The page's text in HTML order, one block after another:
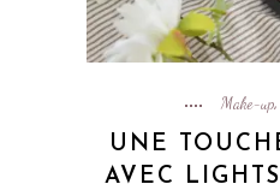
Make-up,
UNE
AVEC